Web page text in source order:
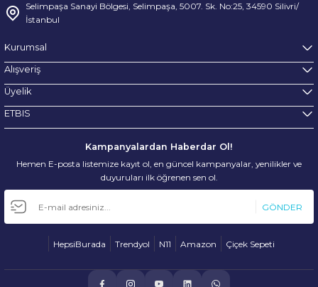
Selimpaşa Sanayi Bölgesi, Selimpaşa, 5007. Sk. No:25, 34590 Silivri/
İstanbul
Kurumsal
Alışveriş
Üyelik
ETBIS
Kampanyalardan Haberdar Ol!
Hemen E-posta listemize kayıt ol, en güncel kampanyalar, yenilikler ve
duyuruları ilk öğrenen sen ol.
GÖNDER
HepsiBurada Trendyol N11 Amazon Çiçek Sepeti